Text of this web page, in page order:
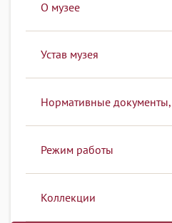
О музее
Устав музея
Нормативные
Режим работы
Коллекции